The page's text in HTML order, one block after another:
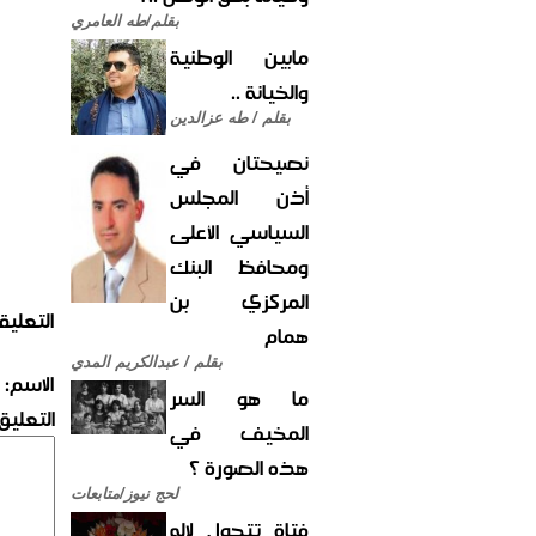
بقلم/طه العامري
مابين الوطنية
والخيانة ..
بقلم / طه عزالدين
نصيحتان في
أذن المجلس
السياسي الأعلى
ومحافظ البنك
المركزي بن
همام
بقلم / عبدالكريم المدي
ما هو السر
المخيف في
هذه الصورة ؟
لحج نيوز/متابعات
الاسم: